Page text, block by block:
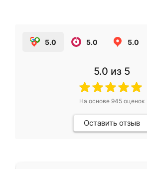
5.0 5.0 5.0
5.0 из 5
На основе 945оценок
Оставить отзыв